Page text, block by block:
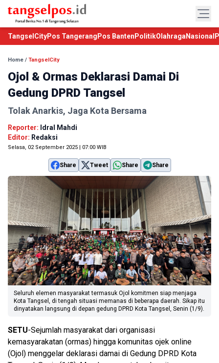
TangselCityPos Tangerang Pos Banten PolitikOlahraga Nasional
Home / TangselCity
Ojol & Ormas Deklarasi Damai Di
Gedung DPRD Tangsel
Tolak Anarkis, Jaga Kota Bersama
Reporter: Idral Mahdi
Editor: Redaksi
Selasa, 02 September 2025 | 07:00 WIB
Share Tweet Share Share
Seluruh elemen masyarakat termasuk Ojol komitmen siap menjaga
Kota Tangsel, di tengah situasi memanas di beberapa daerah. Sikap itu
dinyatakan langsung di depan gedung DPRD Kota Tangsel, Senin (1/9).
SETU-Sejumlah masyarakat dari organisasi
kemasyarakatan (ormas) hingga komunitas ojek online
(Ojol) menggelar deklarasi damai di Gedung DPRD Kota